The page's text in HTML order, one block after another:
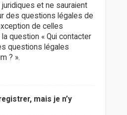
et ne sauraient
des questions légales de
de celles
question « Qui contacter
questions légales
? ».
mais je n’y